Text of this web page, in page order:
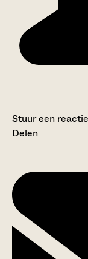
Stuur een
Delen